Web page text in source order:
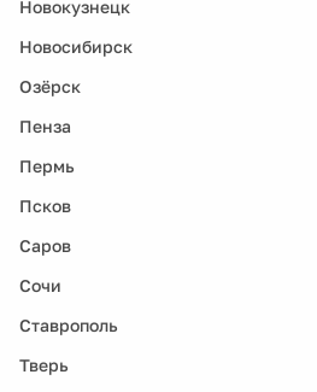
Новокузнецк
Новосибирск
Озёрск
Пенза
Пермь
Псков
Саров
Сочи
Ставрополь
Тверь